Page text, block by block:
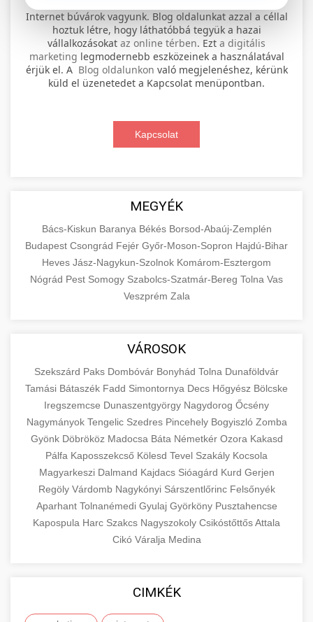
szervíz
+
Professional electric scooter repair and
maintenance services. Expert technicians
provide quality service for all major brands and
Visit Service Center
📊 2. online marketing
ügynökség
+
Comprehensive online marketing services
including SEO, social media management, and
aimarketingugynokseg.hu
digital agency services
🛴 3. legjobb elektromos roller
Compare top models, features, and prices to
View Top Models e-scooter reviews
🔗 4. prémium linképítés
High-quality backlink acquisition services to
boost your website's authority and search
engine rankings. White-hat techniques only.
📦 5. termékek és
szolgáltatások
+
economics and business. Learn about product
types and service categories.
en.wikipedia.org economic concepts
💶 6. eus pénzek
🚀 8. seo ügynökség +
Expert search engine optimization services to
improve your website's visibility and organic
traffic. Technical SEO, content optimization,
and more.
onlinemarketing101.biz
search optimization experts
💎 9. mellplasztika +
Professional breast augmentation services
with experienced surgeons. Learn about
procedures, recovery, and consultation options
for cosmetic enhancement.
✨ 10. hasplasztika +
Expert tummy tuck procedures to achieve a
flatter, more toned abdomen. Consultation
comprehensive aftercare.
szeptest.com
Professional blepharoplasty procedures to
📈 Paciensek Számának
Internet búvárok vagyunk. Blog oldalunkat azzal a céllal
hoztuk létre, hogy láthatóbbá tegyük a hazai
vállalkozásokat az online térben. Ezt a digitális
marketing legmodernebb eszközeinek a használatával
érjük el. A Blog oldalunkon való megjelenéshez, kérünk
küld el üzenetedet a Kapcsolat menüpontban.
Kapcsolat
MEGYÉK
Bács-Kiskun Baranya Békés Borsod-Abaúj-Zemplén
Budapest Csongrád Fejér Győr-Moson-Sopron Hajdú-Bihar
Heves Jász-Nagykun-Szolnok Komárom-Esztergom
Nógrád Pest Somogy Szabolcs-Szatmár-Bereg Tolna Vas
Veszprém Zala
VÁROSOK
Szekszárd Paks Dombóvár Bonyhád Tolna Dunaföldvár
Tamási Bátaszék Fadd Simontornya Decs Hőgyész Bölcske
Iregszemcse Dunaszentgyörgy Nagydorog Őcsény
Nagymányok Tengelic Szedres Pincehely Bogyiszló Zomba
Gyönk Döbrököz Madocsa Báta Németkér Ozora Kakasd
Pálfa Kaposszekcső Kölesd Tevel Szakály Kocsola
Magyarkeszi Dalmand Kajdacs Sióagárd Kurd Gerjen
Regöly Várdomb Nagykónyi Sárszentlőrinc Felsőnyék
Aparhant Tolnanémedi Gyulaj Györköny Pusztahencse
Kapospula Harc Szakcs Nagyszokoly CsikóstőttősAttala
Cikó Váralja Medina
CIMKÉK